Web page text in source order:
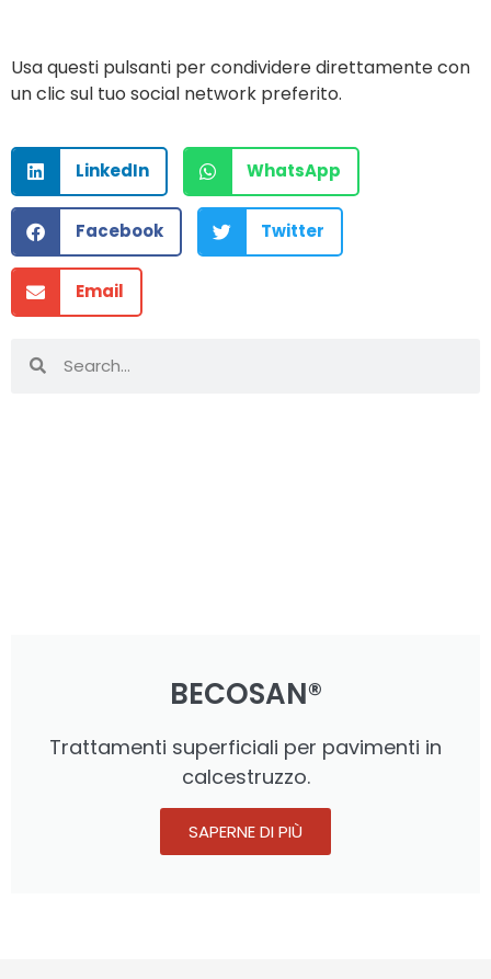
Usa questi pulsanti per condividere direttamente con
un clic sul tuo social network preferito.
LinkedIn WhatsApp
Facebook Twitter
Email
BECOSAN®
Trattamenti superficiali per pavimenti in
calcestruzzo.
SAPERNE DI PIÙ